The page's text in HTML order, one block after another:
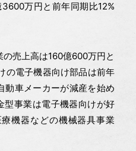
万円と前年同期比12%
の売上高は160億600万円と
の電子機器向け部品は前年
動車メーカーが減産を始め
型事業は電子機器向けが好
機器などの機械器具事業